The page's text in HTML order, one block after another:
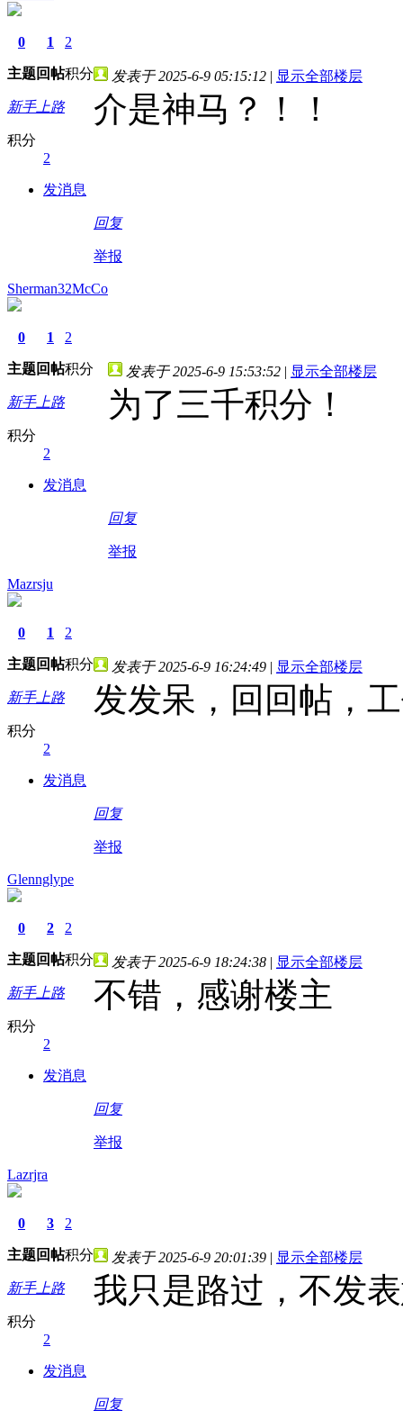
0
主题
1
回帖
2
积分
新手上路
积分
2
发消息
发表于 2025-6-9 05:15:12 | 显示全部楼层
介是神马？！！
回复
举报
Sherman32McCo
0
主题
1
回帖
2
积分
新手上路
积分
2
发消息
发表于 2025-6-9 15:53:52 | 显示全部楼层
为了三千积分！
回复
举报
Mazrsju
0
主题
1
回帖
2
积分
新手上路
积分
2
发消息
发表于 2025-6-9 16:24:49 | 显示全部楼层
发发呆，回回帖，
回复
举报
Glennglype
0
主题
2
回帖
2
积分
新手上路
积分
2
发消息
发表于 2025-6-9 18:24:38 | 显示全部楼层
不错，感谢楼主
回复
举报
Lazrjra
0
主题
3
回帖
2
积分
新手上路
积分
2
发消息
发表于 2025-6-9 20:01:39 | 显示全部楼层
我只是路过，不发
回复